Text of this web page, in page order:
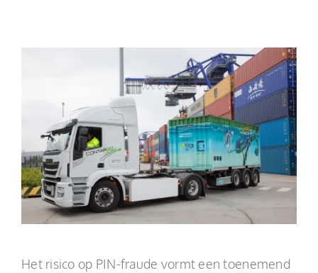
Het risico op PIN-fraude vormt een toenemend